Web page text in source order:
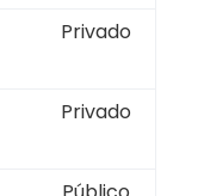
Privado
Privado